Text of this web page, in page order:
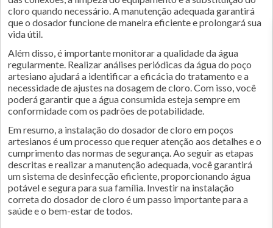
cloro quando necessário. A manutenção adequada garantirá
que o dosador funcione de maneira eficiente e prolongará sua
vida útil.
Além disso, é importante monitorar a qualidade da água
regularmente. Realizar análises periódicas da água do poço
artesiano ajudará a identificar a eficácia do tratamento e a
necessidade de ajustes na dosagem de cloro. Com isso, você
poderá garantir que a água consumida esteja sempre em
conformidade com os padrões de potabilidade.
Em resumo, a instalação do dosador de cloro em poços
artesianos é um processo que requer atenção aos detalhes e o
cumprimento das normas de segurança. Ao seguir as etapas
descritas e realizar a manutenção adequada, você garantirá
um sistema de desinfecção eficiente, proporcionando água
potável e segura para sua família. Investir na instalação
correta do dosador de cloro é um passo importante para a
saúde e o bem-estar de todos.